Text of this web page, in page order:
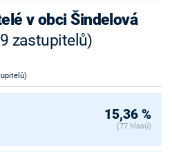
v obci Šindelová
zastupitelů)
15,36 %
(77 hlasů)